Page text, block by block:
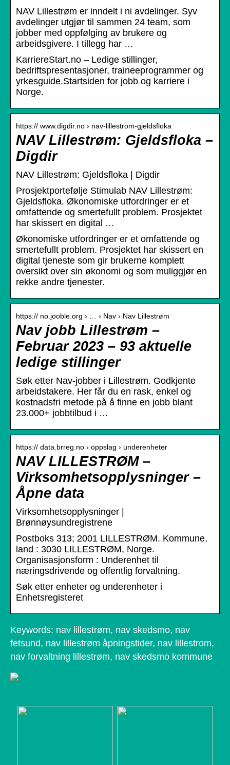
NAV Lillestrøm er inndelt i ni avdelinger. Syv
avdelinger utgjør til sammen 24 team, som
jobber med oppfølging av brukere og
arbeidsgivere. I tillegg har …
KarriereStart.no – Ledige stillinger,
bedriftspresentasjoner, traineeprogrammer og
yrkesguide.Startsiden for jobb og karriere i
Norge.
https:// www.digdir.no › nav-lillestrom-gjeldsfloka
NAV Lillestrøm: Gjeldsfloka –
Digdir
NAV Lillestrøm: Gjeldsfloka | Digdir
Prosjektportefølje Stimulab NAV Lillestrøm:
Gjeldsfloka. Økonomiske utfordringer er et
omfattende og smertefullt problem. Prosjektet
har skissert en digital …
Økonomiske utfordringer er et omfattende og
smertefullt problem. Prosjektet har skissert en
digital tjeneste som gir brukerne komplett
oversikt over sin økonomi og som muliggjør en
rekke andre tjenester.
https:// no.jooble.org › … › Nav › Nav Lillestrøm
Nav jobb Lillestrøm –
Februar 2023 – 93 aktuelle
ledige stillinger
Søk etter Nav-jobber i Lillestrøm. Godkjente
arbeidstakere. Her får du en rask, enkel og
kostnadsfri metode på å finne en jobb blant
23.000+ jobbtilbud i …
https:// data.brreg.no › oppslag › underenheter
NAV LILLESTRØM –
Virksomhetsopplysninger –
Åpne data
Virksomhetsopplysninger |
Brønnøysundregistrene
Postboks 313; 2001 LILLESTRØM. Kommune,
land : 3030 LILLESTRØM, Norge.
Organisasjonsform : Underenhet til
næringsdrivende og offentlig forvaltning.
Søk etter enheter og underenheter i
Enhetsregisteret
Keywords: nav lillestrøm, nav skedsmo, nav
fetsund, nav lillestrøm åpningstider, nav lillestrom,
nav forvaltning lillestrøm, nav skedsmo kommune